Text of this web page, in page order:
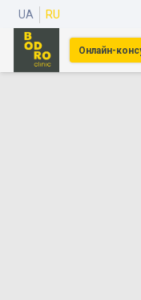
UA RU
Онлайн-